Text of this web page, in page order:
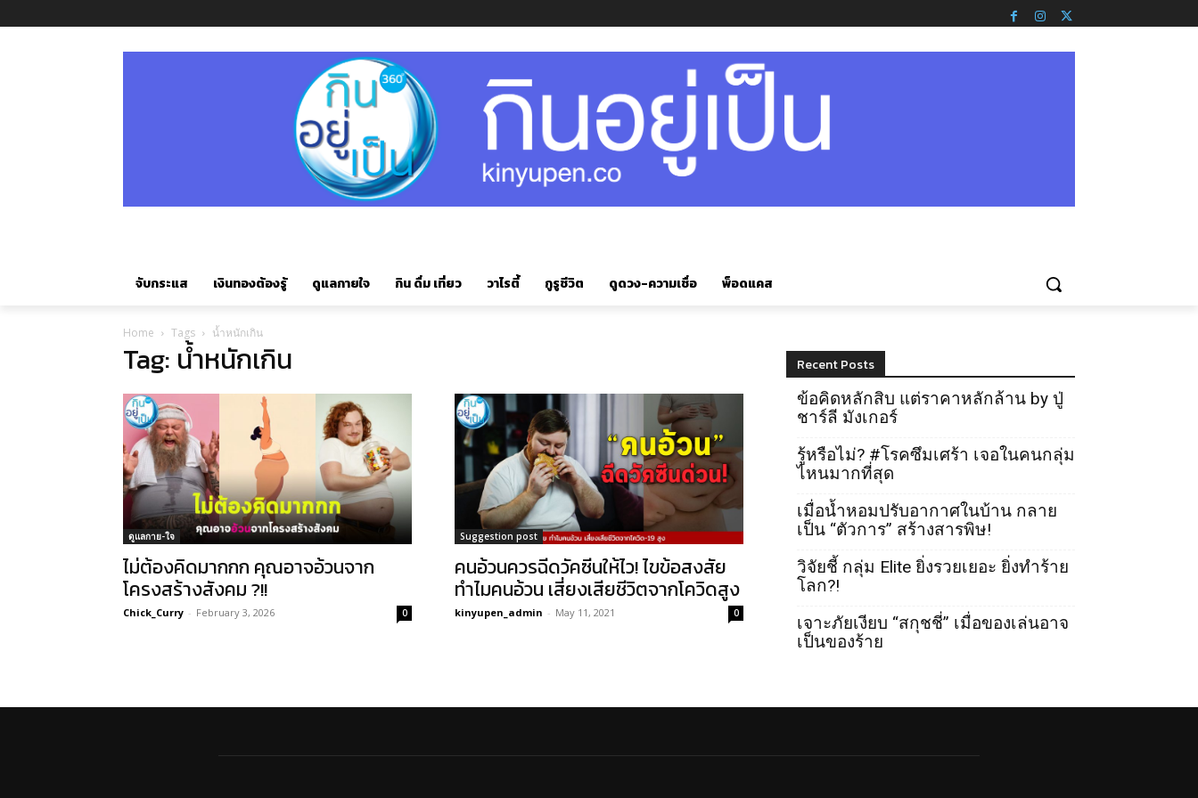
จับกระแส เงินทองต้องรู้ ดูแลกายใจ กิน ดื่ม เที่ยว วาไรตี้ กูรูชีวิต ดูดวง-ความเชื่อ พ็อดแคส
Home Tags น้ำหนักเกิน
Tag: น้ำหนักเกิน
ดูแลกาย-ใจ
ไม่ต้องคิดมากกก คุณอาจอ้วนจาก
โครงสร้างสังคม ?!!
Chick_Curry - February 3, 2026 0
Suggestion post
คนอ้วนควรฉีดวัคซีนให้ไว! ไขข้อสงสัย
ทำไมคนอ้วน เสี่ยงเสียชีวิตจากโควิดสูง
kinyupen_admin - May 11, 2021 0
Recent Posts
ข้อคิดหลักสิบ แต่ราคาหลักล้าน by ปู่
ชาร์ลี มังเกอร์
รู้หรือไม่? #โรคซึมเศร้า เจอในคนกลุ่ม
ไหนมากที่สุด
เมื่อน้ำหอมปรับอากาศในบ้าน กลาย
เป็น “ตัวการ” สร้างสารพิษ!
วิจัยชี้ กลุ่ม Elite ยิ่งรวยเยอะ ยิ่งทำร้าย
โลก?!
เจาะภัยเงียบ “สกุชชี่” เมื่อของเล่นอาจ
เป็นของร้าย